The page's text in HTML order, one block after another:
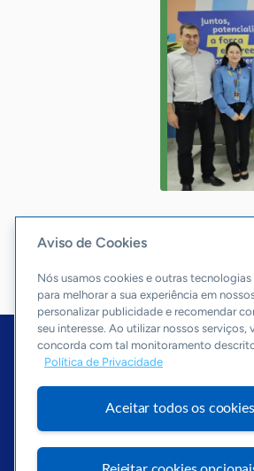
Início
Economia &
Visite o Portal
Aviso de Cookies
Nós usamos cookies e outras tecnologias
para melhorar a sua experiência em
personalizar publicidade e recomendar
seu interesse. Ao utilizar nossos serviços,
concorda com tal monitoramento
Política de Privacidade
Aceitar todos os cookies